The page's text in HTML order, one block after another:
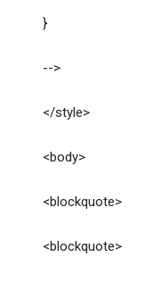
}
-->
</style>
<body>
<blockquote>
<blockquote>